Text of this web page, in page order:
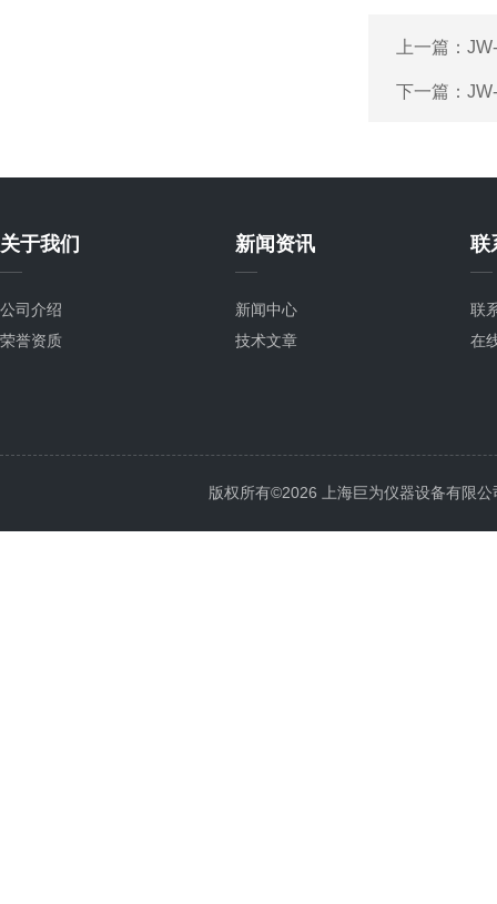
上一篇：
下一篇：
关于我们
公司介绍
荣誉资质
新闻资讯
新闻中心
技术文章
联
联
在
版权所有©2026 上海巨为仪器设备有限